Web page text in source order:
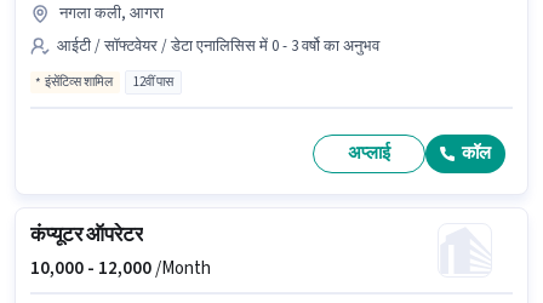
नगला कली, आगरा
आईटी / सॉफ्टवेयर / डेटा एनालिसिस में 0 - 3 वर्षो का अनुभव
इंसेंटिव्स शामिल 12वीं पास
अप्लाई कॉल
कंप्यूटर ऑपरेटर
10,000 - 12,000/Month